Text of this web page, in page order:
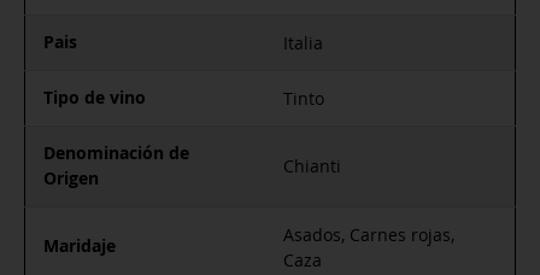
Pais Italia
Tipo de vino Tinto
Denominación de
Origen
Chianti
Maridaje
Asados, Carnes rojas,
Caza